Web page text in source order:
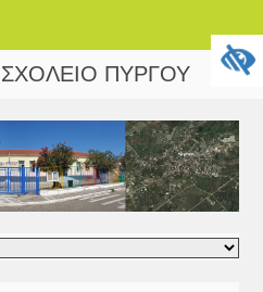
ΠΥΡΓΟΥ